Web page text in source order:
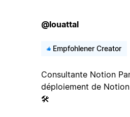
@louattal
Empfohlener Creator
Consultante Notion
déploiement de
🛠️